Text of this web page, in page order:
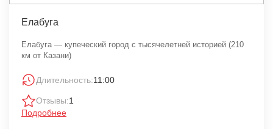
Елабуга
Елабуга — купеческий город с тысячелетней историей (210
км от Казани)
Длительность:11:00
Отзывы:1
Подробнее